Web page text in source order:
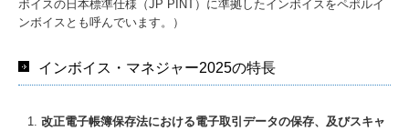
ボイスの日本標準仕様（JP PINT）に準拠したインボイスをペポルイ
ンボイスとも呼んでいます。）
インボイス・マネジャー2025の特長
改正電子帳簿保存法における電子取引データの保存、及びスキャ